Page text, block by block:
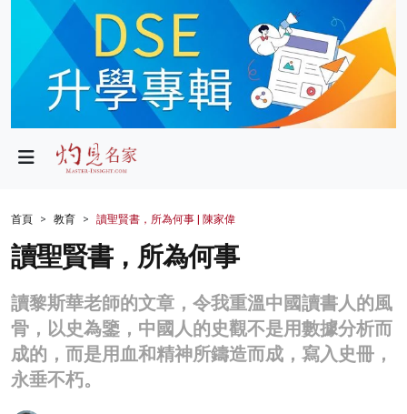
政局
財經
生活
商業
科技
首頁 教育 讀聖賢書，所為何事 | 陳家偉
讀聖賢書，所為何事
讀黎斯華老師的文章，令我重溫中國讀書人的風
骨，以史為鑒，中國人的史觀不是用數據分析而
成的，而是用血和精神所鑄造而成，寫入史冊，
永垂不朽。